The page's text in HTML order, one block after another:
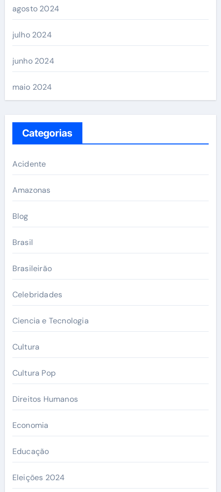
agosto 2024
julho 2024
junho 2024
maio 2024
Categorias
Acidente
Amazonas
Blog
Brasil
Brasileirão
Celebridades
Ciencia e Tecnologia
Cultura
Cultura Pop
Direitos Humanos
Economia
Educação
Eleições 2024